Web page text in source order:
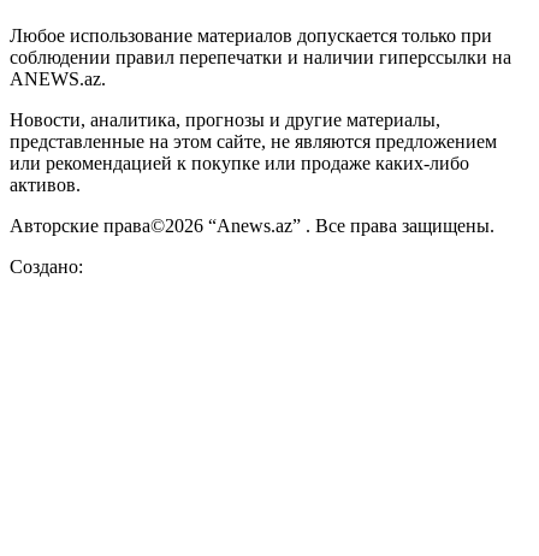
Любое использование материалов допускается только при
соблюдении правил перепечатки и наличии гиперссылки на
ANEWS.az.
Новости, аналитика, прогнозы и другие материалы,
представленные на этом сайте, не являются предложением
или рекомендацией к покупке или продаже каких-либо
активов.
Авторские права©2026 “Anews.az” . Все права защищены.
Создано: